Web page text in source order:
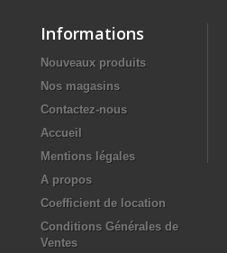
Informations
Nouveaux produits
Nos magasins
Contactez-nous
Accueil
Mentions légales
A propos
Coefficient de location
Conditions Générales de
Ventes